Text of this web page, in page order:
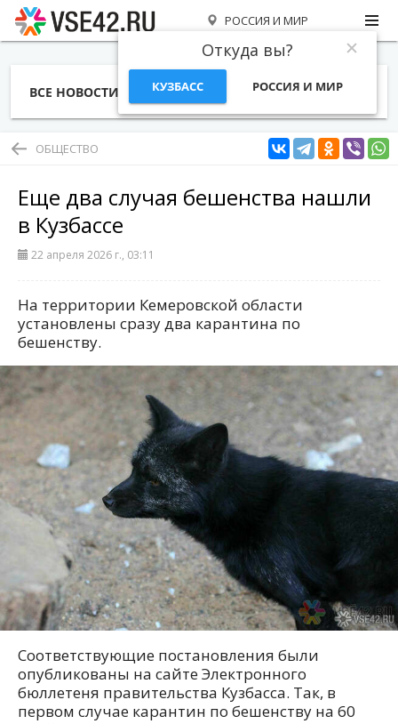
РОССИЯ И МИР
Откуда вы?
КУЗБАСС РОССИЯ И МИР
ВСЕ НОВОСТИ СТАТЬИ ТЕМЫ ФОТО
ОБЩЕСТВО
Еще два случая бешенства нашли
в Кузбассе
22 апреля 2026 г., 03:11
На территории Кемеровской области
установлены сразу два карантина по
бешенству.
Соответствующие постановления были
опубликованы на сайте Электронного
бюллетеня правительства Кузбасса. Так, в
первом случае карантин по бешенству на 60